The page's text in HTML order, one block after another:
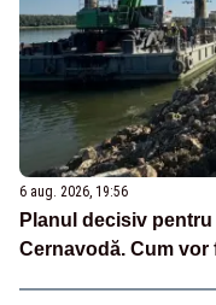
6 aug. 2026, 19:56
Planul decisiv
Cernavodă. Cum